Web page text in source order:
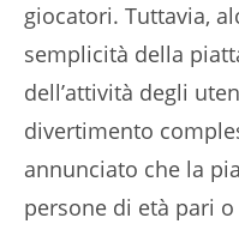
giocatori. Tuttavia,
semplicità della
dell’attività degli
divertimento
annunciato che la
persone di età pari